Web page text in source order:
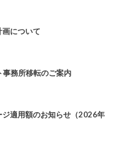
について
事務所移転のご案内
適用額のお知らせ（2026年